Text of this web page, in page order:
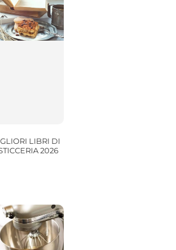
LIBRI DI
2026